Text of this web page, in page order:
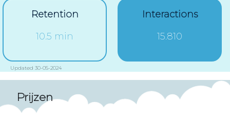
Retention
10.5 min
Interactions
15.810
Updated 30-05-2024
Prijzen